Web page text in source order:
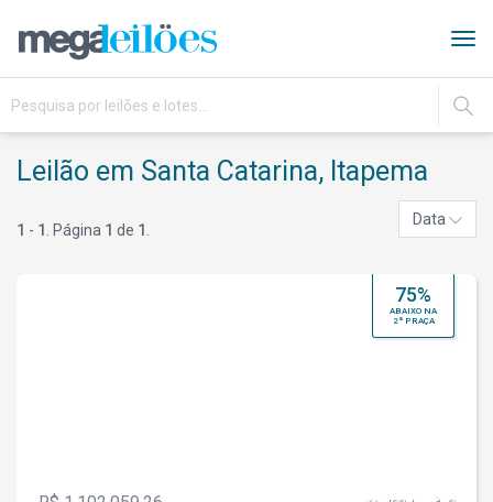
IR
Leilão em Santa Catarina, Itapema
1 - 1 . Página 1 de 1
Data
75%
ABAIXO NA
2ª PRAÇA